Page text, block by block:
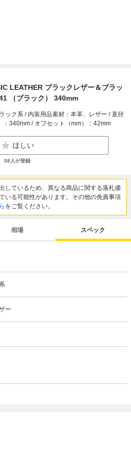
LEATHER ブラックレザー＆ブラッ
（ブラック） 340mm
ック系 / 内装用品素材：本革、レザー / 直径
：340mm / オフセット（mm）：42mm
ほしい
58人が登録
しているため、異なる商品に関する落札価
いる可能性があります。その他の免責事項
をご覧ください。
相場 スペック
ー